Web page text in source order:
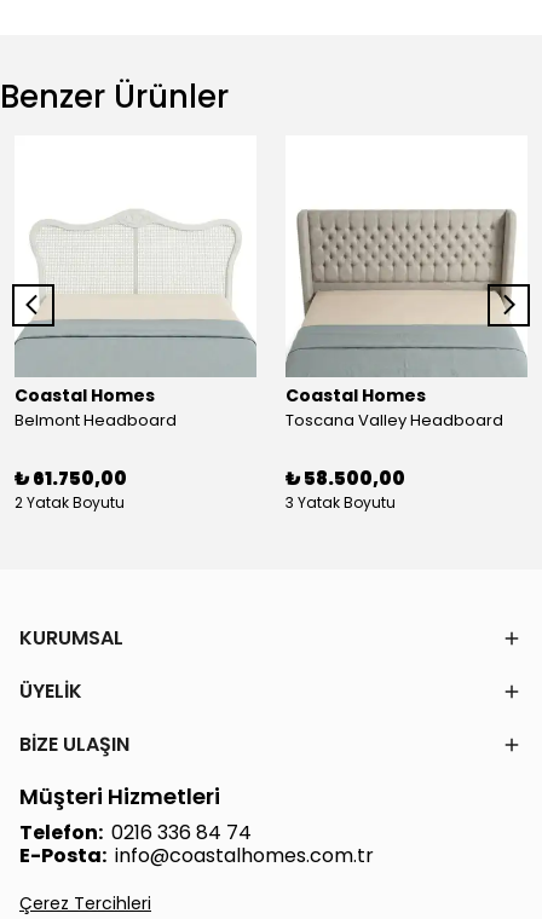
Benzer Ürünler
Coastal Homes
Belmont Headboard
₺ 61.750,00
2 Yatak Boyutu
Coastal Homes
Toscana Valley Headboard
₺ 58.500,00
3 Yatak Boyutu
KURUMSAL
ÜYELİK
BİZE ULAŞIN
Müşteri Hizmetleri
Telefon: 0216 336 84 74
E-Posta: info@coastalhomes.com.tr
Çerez Tercihleri